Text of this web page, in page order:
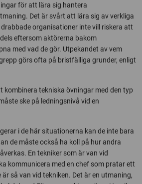
för att lära sig hantera
Det är svårt att lära sig av verkliga
organisationer inte vill riskera att
eftersom aktörerna bakom
med vad de gör. Utpekandet av vem
görs ofta på bristfälliga grunder, enligt
kombinera tekniska övningar med den typ
ske på ledningsnivå vid en
i de här situationerna kan de inte bara
de måste också ha koll på hur andra
En tekniker som är van vid
kommunicera med en chef som pratar ett
så van vid tekniken. Det är en utmaning,